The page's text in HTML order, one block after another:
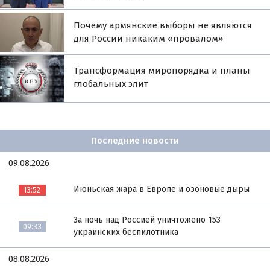
Почему армянские выборы не являются
для России никаким «провалом»
Трансформация миропорядка и планы
глобальных элит
Последние новости
09.08.2026
13:52 Июньская жара в Европе и озоновые дыры
09:33
За ночь над Россией уничтожено 153
украинских беспилотника
08.08.2026